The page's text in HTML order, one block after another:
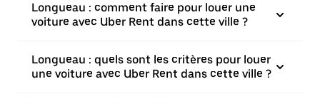
Longueau : comment faire pour louer une
voiture avec Uber Rent dans cette ville ?
Longueau : quels sont les critères pour louer
une voiture avec Uber Rent dans cette ville ?